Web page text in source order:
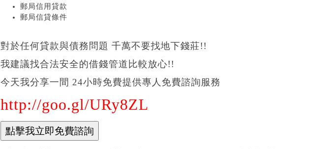
郵局信用貸款
郵局信貸條件
對於任何貸款與債務問題 千萬不要找地下錢莊!!
我建議找合法安全的借錢管道比較放心!!
今天我分享一間 24小時免費提供專人免費諮詢服務
http://goo.gl/URy8ZL